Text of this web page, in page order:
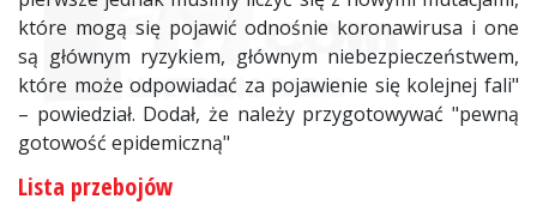
które mogą się pojawić odnośnie koronawirusa i one
są głównym ryzykiem, głównym niebezpieczeństwem,
które może odpowiadać za pojawienie się kolejnej fali"
– powiedział. Dodał, że należy przygotowywać "pewną
gotowość epidemiczną"
Lista przebojów